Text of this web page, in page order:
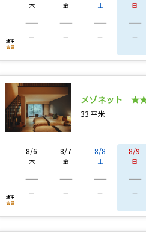
木 金 土 日
通常
会員
―
―
―
―
―
―
―
―
―
―
―
―
メゾネット
33 平米
8/6
木
8/7
金
8/8
土
8/9
日
通常
会員
―
―
―
―
―
―
―
―
―
―
―
―